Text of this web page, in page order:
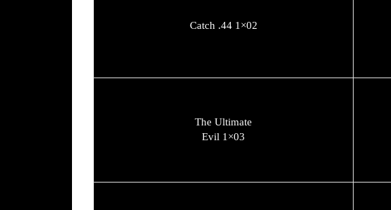
Catch .44 1×02
The Ultimate
Evil 1×03